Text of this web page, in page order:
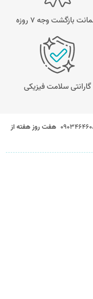
بازگشت وجه ۷ روزه
گارانتی سلامت فیزیکی
هفت روز هفته از